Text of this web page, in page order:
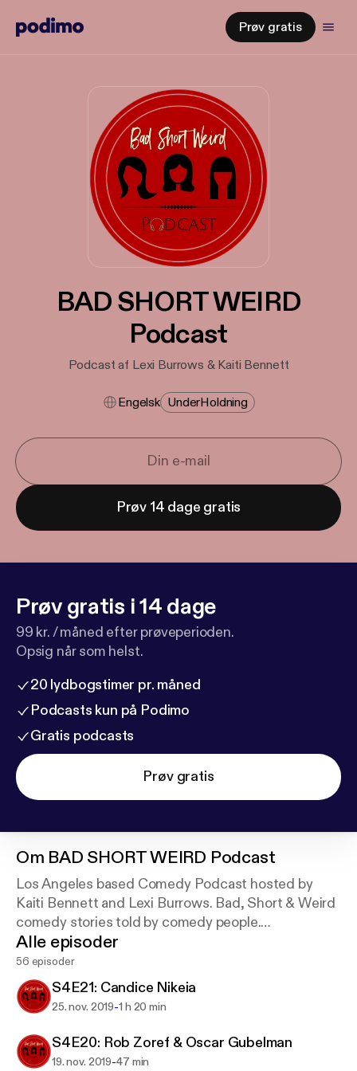
Prøv gratis
BAD SHORT WEIRD
Podcast
Podcast af Lexi Burrows & Kaiti Bennett
Engelsk Under​holdning
Prøv 14 dage gratis
Prøv gratis i 14 dage
99 kr. / måned efter prøveperioden.
Opsig når som helst.
20 lydbogstimer pr. måned
Podcasts kun på Podimo
Gratis podcasts
Prøv gratis
Om BAD SHORT WEIRD Podcast
Los Angeles based Comedy Podcast hosted by
Kaiti Bennett and Lexi Burrows. Bad, Short & Weird
comedy stories told by comedy people.
Follow us on IG/FB @badshortweirdpodcast
Twitter @badshortweird
Alle episoder
56 episoder
S4E21: Candice Nikeia
25. nov. 2019-1 h 20 min
S4E20: Rob Zoref & Oscar Gubelman
19. nov. 2019-47 min